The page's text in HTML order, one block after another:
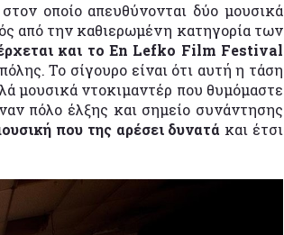
οποίο απευθύνονται δύο μουσικά
από την καθιερωμένη κατηγορία των
και το En Lefko Film Festival
Το σίγουρο είναι ότι αυτή η τάση
μουσικά ντοκιμαντέρ που θυμόμαστε
πόλο έλξης και σημείο συνάντησης
που της αρέσει δυνατά και έτσι